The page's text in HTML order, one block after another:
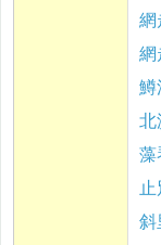
網
網
鱒
北
藻
斜